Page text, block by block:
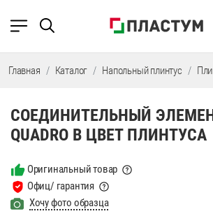
Главная Каталог Напольный плинтус
СОЕДИНИТЕЛЬНЫЙ
QUADRO В ЦВЕТ ПЛИНТУСА
Оригинальный товар
Офиц/ гарантия
Хочу фото образца